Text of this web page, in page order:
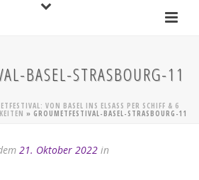
BASEL-STRASBOURG-11
VON BASEL INS ELSASS PER SCHIFF & 6
» GROUMETFESTIVAL-BASEL-STRASBOURG-11
21. Oktober 2022 in